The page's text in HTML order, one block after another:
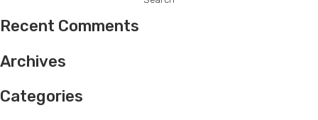
Recent Comments
Archives
Categories